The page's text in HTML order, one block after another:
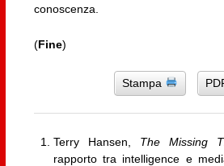
conoscenza.
(Fine)
Stampa
Terry Hansen, The Missing
rapporto tra intelligence e